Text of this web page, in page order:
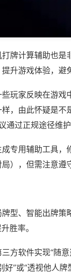
牌计算辅助也
升游戏体验，避
玩家反映在游
，由此怀疑是
过正规途径维护
专用辅助工具，
），但需注意遵
型、智能出牌
胜率。
方软件实现“随
”或“透视他人